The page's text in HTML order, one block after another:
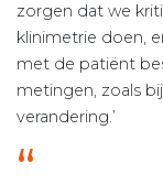
zorgen dat we
klinimetrie doen,
met de patiënt
metingen, zoals
verandering.’